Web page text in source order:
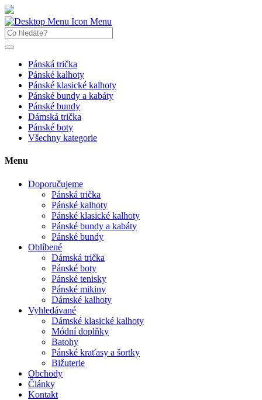
Menu
Pánská trička
Pánské kalhoty
Pánské klasické kalhoty
Pánské bundy a kabáty
Pánské bundy
Dámská trička
Pánské boty
Všechny kategorie
Menu
Doporučujeme
Pánská trička
Pánské kalhoty
Pánské klasické kalhoty
Pánské bundy a kabáty
Pánské bundy
Oblíbené
Dámská trička
Pánské boty
Pánské tenisky
Pánské mikiny
Dámské kalhoty
Vyhledávané
Dámské klasické kalhoty
Módní doplňky
Batohy
Pánské kraťasy a šortky
Bižuterie
Obchody
Články
Kontakt